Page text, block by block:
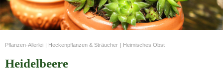
Pflanzen-Allerlei Heckenpflanzen & Sträucher Heimisches Obst
Heidelbeere